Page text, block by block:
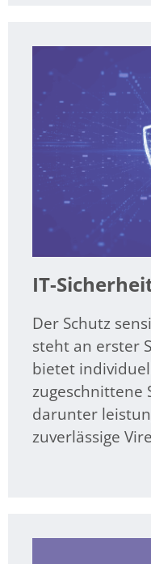
IT-
Der Schutz
steht an erster
bietet
zugeschnittene
darunter
zuverlässige